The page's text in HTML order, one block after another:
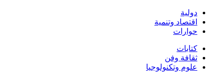
دولية
اقتصاد وتنمية
حوارات
كتابات
ثقافة وفن
علوم وتكنولوجيا